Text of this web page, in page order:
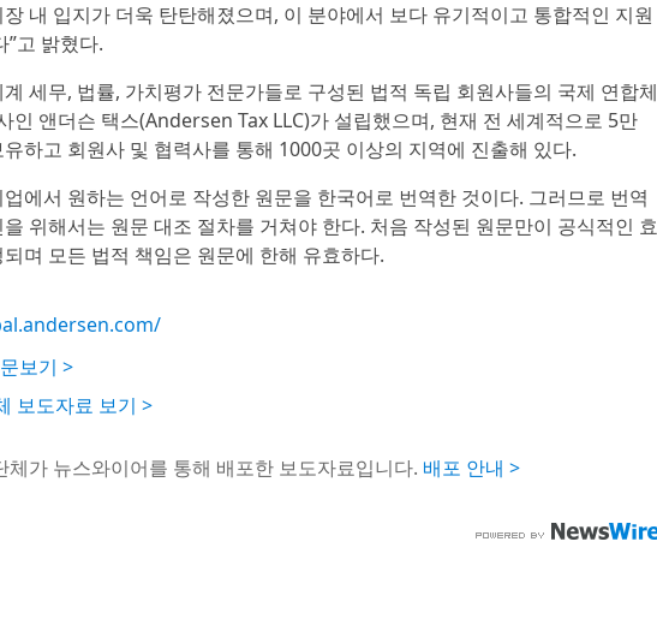
내 입지가 더욱 탄탄해졌으며, 이 분야에서 보다 유기적이고 통합적인 지원
”고 밝혔다.
계 세무, 법률, 가치평가 전문가들로 구성된 법적 독립 회원사들의 국제 연합체
인 앤더슨 택스(Andersen Tax LLC)가 설립했으며, 현재 전 세계적으로 5만
하고 회원사 및 협력사를 통해 1000곳 이상의 지역에 진출해 있다.
에서 원하는 언어로 작성한 원문을 한국어로 번역한 것이다. 그러므로 번역
위해서는 원문 대조 절차를 거쳐야 한다. 처음 작성된 원문만이 공식적인 효
며 모든 법적 책임은 원문에 한해 유효하다.
보기 >
보도자료 보기 >
체가 뉴스와이어를 통해 배포한 보도자료입니다. 배포 안내 >